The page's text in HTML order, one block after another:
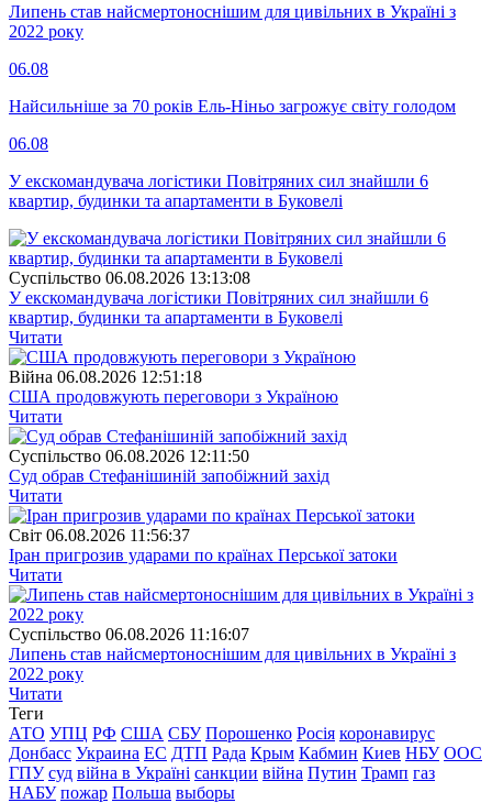
Липень став найсмертоноснішим для цивільних в Україні з
2022 року
06.08
Найсильніше за 70 років Ель-Ніньо загрожує світу голодом
06.08
У екскомандувача логістики Повітряних сил знайшли 6
квартир, будинки та апартаменти в Буковелі
Суспiльство 06.08.2026 13:13:08
У екскомандувача логістики Повітряних сил знайшли 6
квартир, будинки та апартаменти в Буковелі
Читати
Війна 06.08.2026 12:51:18
США продовжують переговори з Україною
Читати
Суспiльство 06.08.2026 12:11:50
Суд обрав Стефанішиній запобіжний захід
Читати
Свiт 06.08.2026 11:56:37
Іран пригрозив ударами по країнах Перської затоки
Читати
Суспiльство 06.08.2026 11:16:07
Липень став найсмертоноснішим для цивільних в Україні з
2022 року
Читати
Теги
АТО УПЦ РФ США СБУ Порошенко Росія коронавирус
Донбасс Украина ЕС ДТП Рада Крым Кабмин Киев НБУ ООС
ГПУ суд війна в Україні санкции війна Путин Трамп газ
НАБУ пожар Польша выборы